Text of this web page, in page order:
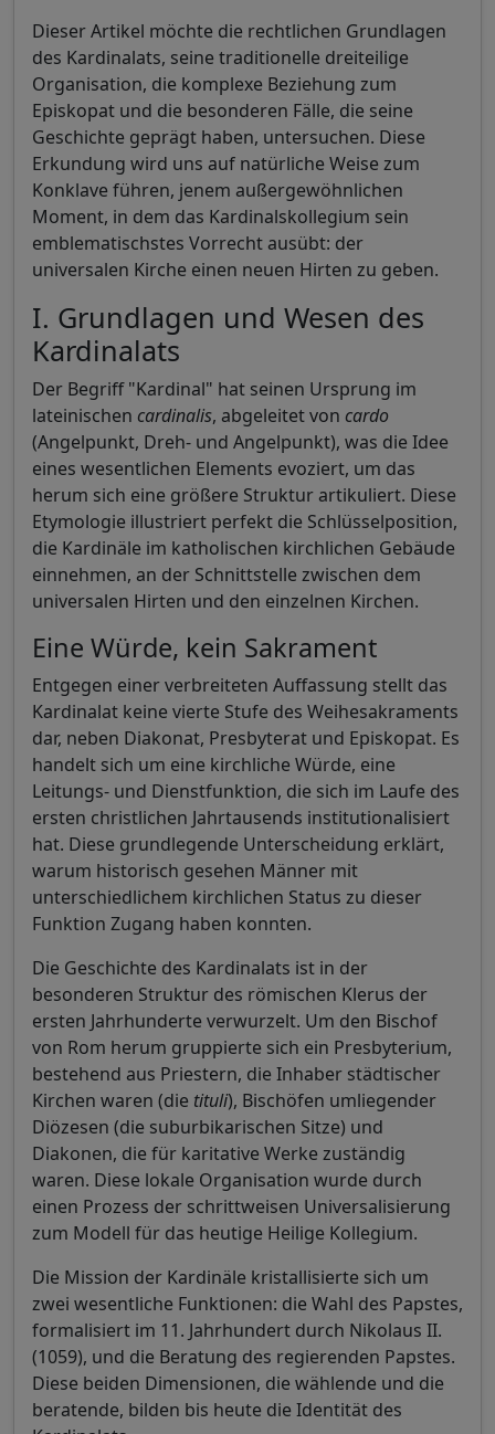
Dieser Artikel möchte die rechtlichen Grundlagen
des Kardinalats, seine traditionelle dreiteilige
Organisation, die komplexe Beziehung zum
Episkopat und die besonderen Fälle, die seine
Geschichte geprägt haben, untersuchen. Diese
Erkundung wird uns auf natürliche Weise zum
Konklave führen, jenem außergewöhnlichen
Moment, in dem das Kardinalskollegium sein
emblematischstes Vorrecht ausübt: der
universalen Kirche einen neuen Hirten zu geben.
I. Grundlagen und Wesen des
Kardinalats
Der Begriff "Kardinal" hat seinen Ursprung im
lateinischen cardinalis, abgeleitet von cardo
(Angelpunkt, Dreh- und Angelpunkt), was die Idee
eines wesentlichen Elements evoziert, um das
herum sich eine größere Struktur artikuliert. Diese
Etymologie illustriert perfekt die Schlüsselposition,
die Kardinäle im katholischen kirchlichen Gebäude
einnehmen, an der Schnittstelle zwischen dem
universalen Hirten und den einzelnen Kirchen.
Eine Würde, kein Sakrament
Entgegen einer verbreiteten Auffassung stellt das
Kardinalat keine vierte Stufe des Weihesakraments
dar, neben Diakonat, Presbyterat und Episkopat. Es
handelt sich um eine kirchliche Würde, eine
Leitungs- und Dienstfunktion, die sich im Laufe des
ersten christlichen Jahrtausends institutionalisiert
hat. Diese grundlegende Unterscheidung erklärt,
warum historisch gesehen Männer mit
unterschiedlichem kirchlichen Status zu dieser
Funktion Zugang haben konnten.
Die Geschichte des Kardinalats ist in der
besonderen Struktur des römischen Klerus der
ersten Jahrhunderte verwurzelt. Um den Bischof
von Rom herum gruppierte sich ein Presbyterium,
bestehend aus Priestern, die Inhaber städtischer
Kirchen waren (die tituli), Bischöfen umliegender
Diözesen (die suburbikarischen Sitze) und
Diakonen, die für karitative Werke zuständig
waren. Diese lokale Organisation wurde durch
einen Prozess der schrittweisen Universalisierung
zum Modell für das heutige Heilige Kollegium.
Die Mission der Kardinäle kristallisierte sich um
zwei wesentliche Funktionen: die Wahl des Papstes,
formalisiert im 11. Jahrhundert durch Nikolaus II.
(1059), und die Beratung des regierenden Papstes.
Diese beiden Dimensionen, die wählende und die
beratende, bilden bis heute die Identität des